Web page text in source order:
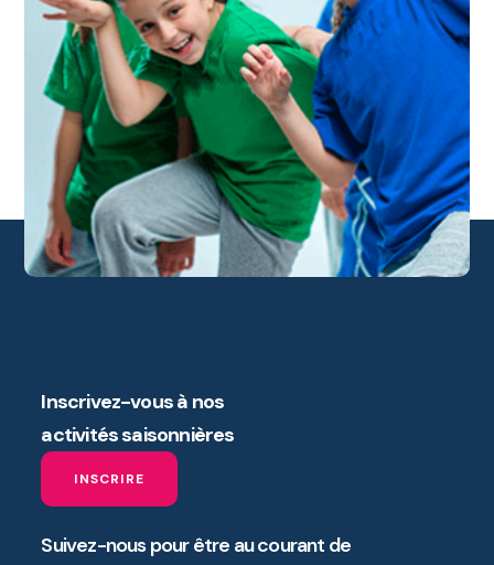
Inscrivez-vous à nos
activités saisonnières
INSCRIRE
Suivez-nous pour être au courant de